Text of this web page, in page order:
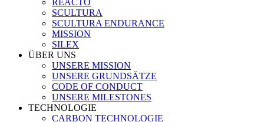
REACTO
SCULTURA
SCULTURA ENDURANCE
MISSION
SILEX
ÜBER UNS
UNSERE MISSION
UNSERE GRUNDSÄTZE
CODE OF CONDUCT
UNSERE MILESTONES
TECHNOLOGIE
CARBON TECHNOLOGIE